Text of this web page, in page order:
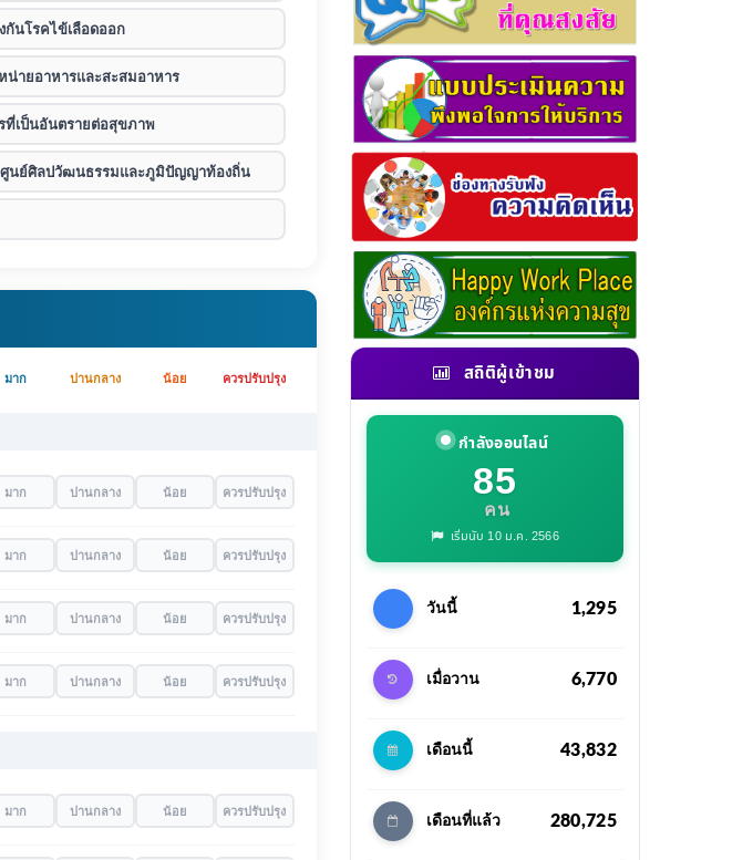
นโรคไข้เลือดออก
น่ายอาหารและสะสมอาหาร
ที่เป็นอันตรายต่อสุขภาพ
ศูนย์ศิลปวัฒนธรรมและภูมิปัญญาท้องถิ่น
มาก ปานกลาง น้อย ควรปรับปรุง
มาก ปานกลาง น้อย ควรปรับปรุง
มาก ปานกลาง น้อย ควรปรับปรุง
มาก ปานกลาง น้อย ควรปรับปรุง
มาก ปานกลาง น้อย ควรปรับปรุง
มาก ปานกลาง น้อย ควรปรับปรุง
สถิติผู้เข้าชม
กำลังออนไลน์
85
คน
เริ่มนับ 10 ม.ค. 2566
วันนี้ 1,295
เมื่อวาน 6,770
เดือนนี้ 43,832
เดือนที่แล้ว 280,725